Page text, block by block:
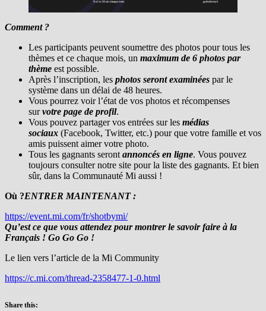
Comment ?
Les participants peuvent soumettre des photos pour tous les
thèmes et ce chaque mois, un maximum de 6 photos par
thème est possible.
Après l’inscription, les photos seront examinées par le
système dans un délai de 48 heures.
Vous pourrez voir l’état de vos photos et récompenses
survotre page de profil.
Vous pouvez partager vos entrées sur les médias
sociaux (Facebook, Twitter, etc.) pour que votre famille et vos
amis puissent aimer votre photo.
Tous les gagnants serontannoncés en ligne. Vous pouvez
toujours consulter notre site pour la liste des gagnants. Et bien
sûr, dans la Communauté Mi aussi !
Où ?ENTRER MAINTENANT :
https://event.mi.com/fr/shotbymi/
Qu’est ce que vous attendez pour montrer le savoir faire à la
Français ! Go Go Go !
Le lien vers l’article de la Mi Community
https://c.mi.com/thread-2358477-1-0.html
Share this: